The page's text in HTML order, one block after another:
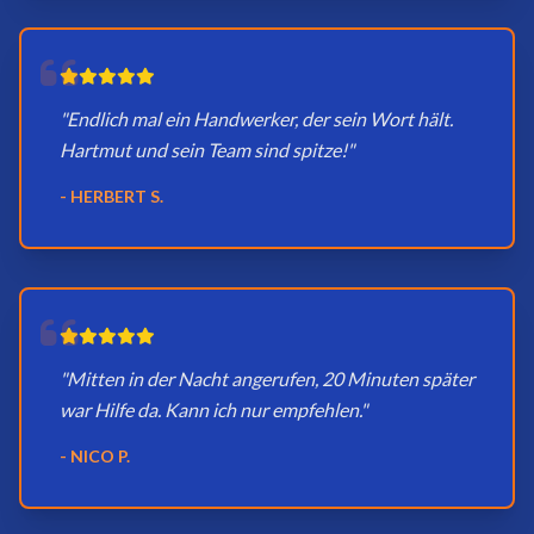
"Endlich mal ein Handwerker, der sein Wort hält.
Hartmut und sein Team sind spitze!"
- HERBERT S.
"Mitten in der Nacht angerufen, 20 Minuten später
war Hilfe da. Kann ich nur empfehlen."
- NICO P.